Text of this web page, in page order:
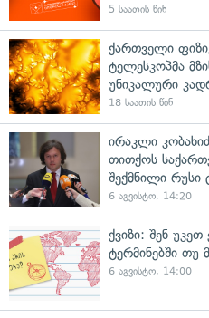
5 საათის წინ
ქართველი
ტელესკოპმა
უნიკალური
18 საათის წინ
ირაკლი
თითქოს
შექმნილი რუსი
6 აგვისტო, 14:20
ქვიზი: შენ
ტერმინებში თუ
6 აგვისტო, 14:00